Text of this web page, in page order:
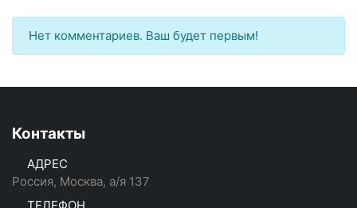
Нет комментариев. Ваш будет первым!
Контакты
АДРЕС
Россия, Москва, а/я 137